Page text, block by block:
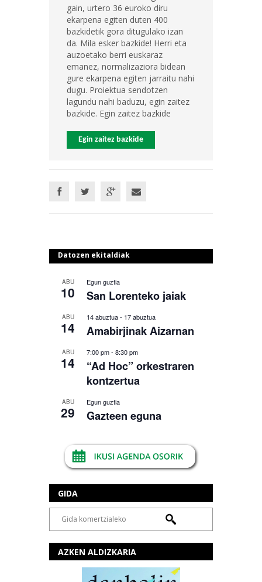
gain, urtero 36 euroko diru
ekarpena egiten duten 400
bazkidetik gora ditugulako izan
da. Mila esker bazkide! Herri eta
auzoetako berri euskaraz
emanez, normalizaziora bidean
gure ekarpena egiten jarraitu nahi
dugu. Proiektua sendotzen
lagundu nahi baduzu, egin zaitez
bazkide. Egin zaitez bazkide
Egin zaitez bazkide
Datozen ekitaldiak
ABU
10
Egun guztia
San Lorenteko jaiak
ABU
14
14 abuztua- 17 abuztua
Amabirjinak Aizarnan
ABU
14
7:00 pm- 8:30 pm
“Ad Hoc” orkestraren
kontzertua
ABU
29
Egun guztia
Gazteen eguna
GIDA
AZKEN ALDIZKARIA